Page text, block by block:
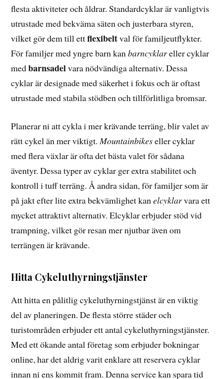
flesta aktiviteter och åldrar. Standardcyklar är vanligtvis
utrustade med bekväma säten och justerbara styren,
vilket gör dem till ettflexibeltval för familjeutflykter.
För familjer med yngre barn kanbarncyklareller cyklar
medbarnsadelvara nödvändiga alternativ. Dessa
cyklar är designade med säkerhet i fokus och är oftast
utrustade med stabila stödben och tillförlitliga bromsar.
Planerar ni att cykla i mer krävande terräng, blir valet av
rätt cykel än mer viktigt.Mountainbikeseller cyklar
med flera växlar är ofta det bästa valet för sådana
äventyr. Dessa typer av cyklar ger extra stabilitet och
kontroll i tuff terräng. Å andra sidan, för familjer som är
på jakt efter lite extra bekvämlighet kanelcyklarvara ett
mycket attraktivt alternativ. Elcyklar erbjuder stöd vid
trampning, vilket gör resan mer njutbar även om
terrängen är krävande.
Hitta Cykeluthyrningstjänster
Att hitta en pålitlig cykeluthyrningstjänst är en viktig
del av planeringen. De flesta större städer och
turistområden erbjuder ett antal cykeluthyrningstjänster.
Med ett ökande antal företag som erbjuder bokningar
online, har det aldrig varit enklare att reservera cyklar
innan ni ens kommit fram. Denna service kan spara tid